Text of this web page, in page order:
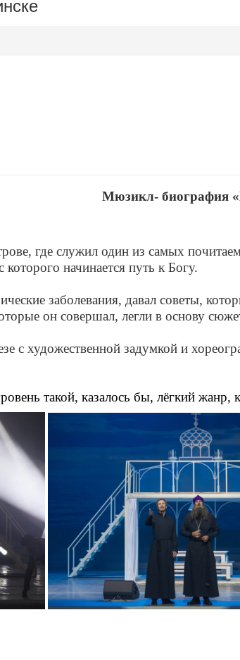
Мюзикл- биография
где служил один из самых
начинается путь к Богу.
заболевания, давал советы,
он совершал, легли в основу
с художественной задумкой и
такой, казалось бы, лёгкий